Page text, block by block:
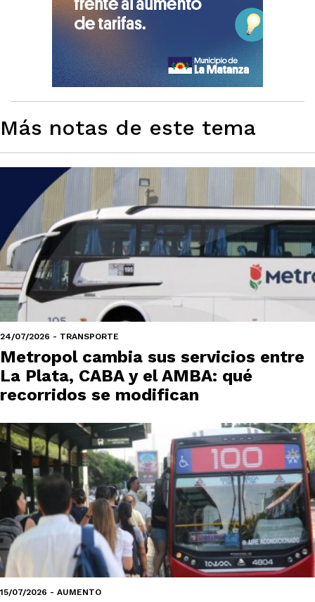
Más notas de este tema
24/07/2026 - TRANSPORTE
Metropol cambia sus servicios entre
La Plata, CABA y el AMBA: qué
recorridos se modifican
15/07/2026 - AUMENTO